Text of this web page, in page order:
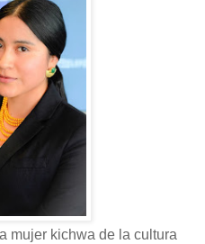
mujer kichwa de la cultura